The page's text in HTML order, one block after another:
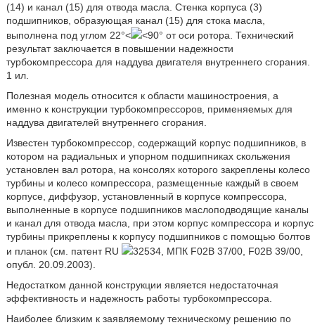
(14) и канал (15) для отвода масла. Стенка корпуса (3)
подшипников, образующая канал (15) для стока масла,
выполнена под углом 22°<
<90° от оси ротора. Технический
результат заключается в повышении надежности
турбокомпрессора для наддува двигателя внутреннего сгорания.
1 ил.
Полезная модель относится к области машиностроения, а
именно к конструкции турбокомпрессоров, применяемых для
наддува двигателей внутреннего сгорания.
Известен турбокомпрессор, содержащий корпус подшипников, в
котором на радиальных и упорном подшипниках скольжения
установлен вал ротора, на консолях которого закреплены колесо
турбины и колесо компрессора, размещенные каждый в своем
корпусе, диффузор, установленный в корпусе компрессора,
выполненные в корпусе подшипников маслоподводящие каналы
и канал для отвода масла, при этом корпус компрессора и корпус
турбины прикреплены к корпусу подшипников с помощью болтов
и планок (см. патент RU
32534, МПК F02B 37/00, F02B 39/00,
опубл. 20.09.2003).
Недостатком данной конструкции является недостаточная
эффективность и надежность работы турбокомпрессора.
Наиболее близким к заявляемому техническому решению по